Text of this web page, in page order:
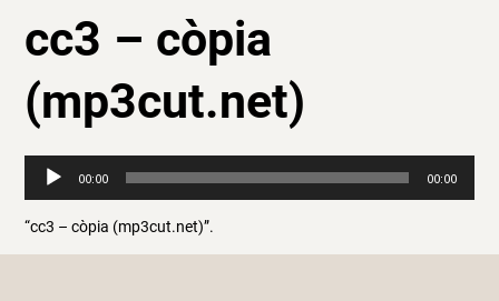
cc3 – còpia
(mp3cut.net)
Reproductor
d'àudio
00:00 00:00
“cc3 – còpia (mp3cut.net)”.